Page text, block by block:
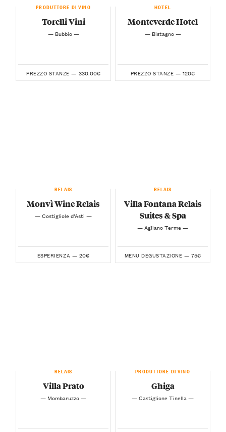
PRODUTTORE DI VINO
Torelli Vini
— Bubbio —
PREZZO STANZE — 330.00€
HOTEL
Monteverde Hotel
— Bistagno —
PREZZO STANZE — 120€
RELAIS
Monvì Wine Relais
— Costigliole d’Asti —
ESPERIENZA — 20€
RELAIS
Villa Fontana Relais
Suites & Spa
— Agliano Terme —
MENU DEGUSTAZIONE — 75€
RELAIS
Villa Prato
— Mombaruzzo —
PRODUTTORE DI VINO
Ghiga
— Castiglione Tinella —